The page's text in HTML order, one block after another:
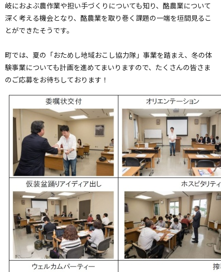
岐におよぶ農作業や担い手づくりについても知り、酪農業について
深く考える機会となり、酪農業を取り巻く課題の一端を垣間見るこ
とができたそうです。
町では、夏の「おためし地域おこし協力隊」事業を踏まえ、冬の体
験事業についても計画を進めてまいりますので、たくさんの皆さま
のご応募をお待ちしております！